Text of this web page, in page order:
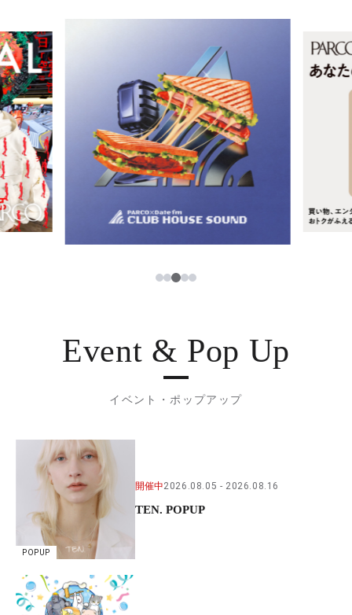
ニュース
レストラン・カフェ
TAX FREE
PARCOメンバーズ
JP
한국어
ภาษาไทย
日本語
1234
Event & Pop Up
イベント・ポップアップ
POPUP
開催中2026.08.05 2026.08.16
TEN. POPUP